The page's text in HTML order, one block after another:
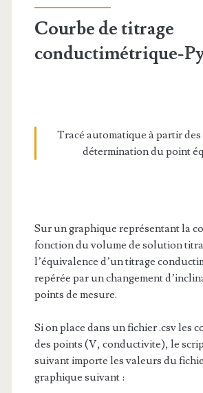
Courbe de titrage
conductimétrique-
Tracé automatique à partir
détermination du point
Sur un graphique représentant la
fonction du volume de solution
l’équivalence d’un titrage
repérée par un changement
points de mesure.
Si on place dans un fichier .csv les
des points (V, conductivite), le
suivant importe les valeurs du
graphique suivant :